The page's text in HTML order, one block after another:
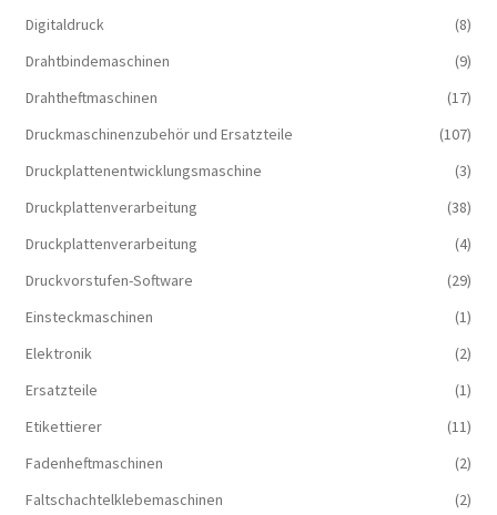
Digitaldruck
(8)
Drahtbindemaschinen
(9)
Drahtheftmaschinen
(17)
Druckmaschinenzubehör und Ersatzteile
(107)
Druckplattenentwicklungsmaschine
(3)
Druckplattenverarbeitung
(38)
Druckplattenverarbeitung
(4)
Druckvorstufen-Software
(29)
Einsteckmaschinen
(1)
Elektronik
(2)
Ersatzteile
(1)
Etikettierer
(11)
Fadenheftmaschinen
(2)
Faltschachtelklebemaschinen
(2)